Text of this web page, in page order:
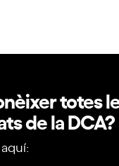
totes
de la DCA?